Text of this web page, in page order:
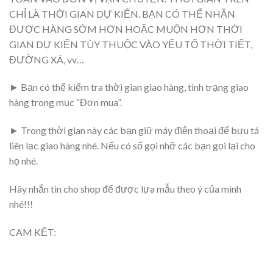
CHỈ LÀ THỜI GIAN DỰ KIẾN. BẠN CÓ THỂ NHẬN
ĐƯỢC HÀNG SỚM HƠN HOẶC MUỘN HƠN THỜI
GIAN DỰ KIẾN TÙY THUỘC VÀO YẾU TỐ THỜI TIẾT,
ĐƯỜNG XÁ, vv…
► Bạn có thể kiểm tra thời gian giao hàng, tình trạng giao
hàng trong mục “Đơn mua”.
► Trong thời gian này các bạn giữ máy điện thoại để bưu tá
liên lạc giao hàng nhé. Nếu có số gọi nhỡ các bạn gọi lại cho
họ nhé.
Hãy nhắn tin cho shop để được lựa mẫu theo ý của mình
nhé!!!
CAM KẾT: